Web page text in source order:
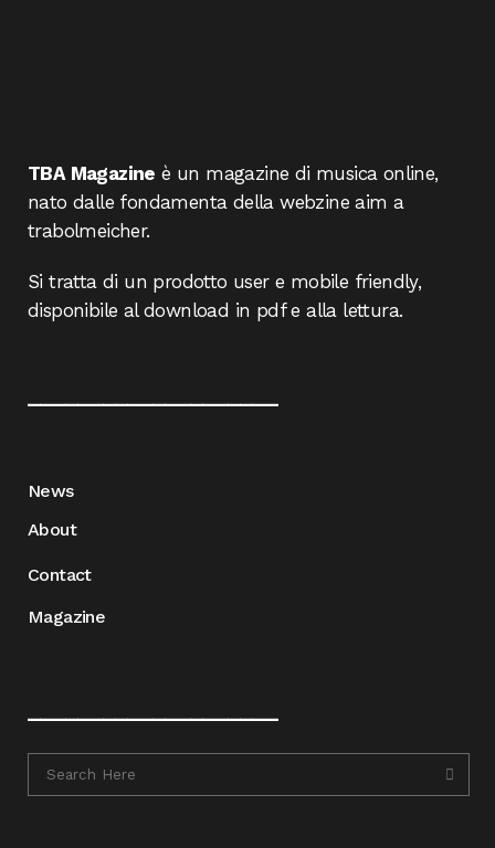
TBA Magazine è un magazine di musica online,
nato dalle fondamenta della webzine aim a
trabolmeicher.
Si tratta di un prodotto user e mobile friendly,
disponibile al download in pdf e alla lettura.
News
About
Contact
Magazine